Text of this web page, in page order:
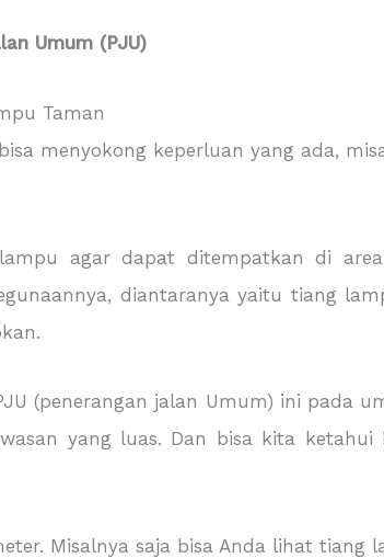
Umum (PJU)
menyokong keperluan yang ada,
agar dapat ditempatkan di
diantaranya yaitu tiang
(penerangan jalan Umum) ini pada
yang luas. Dan bisa kita
Misalnya saja bisa Anda lihat tiang